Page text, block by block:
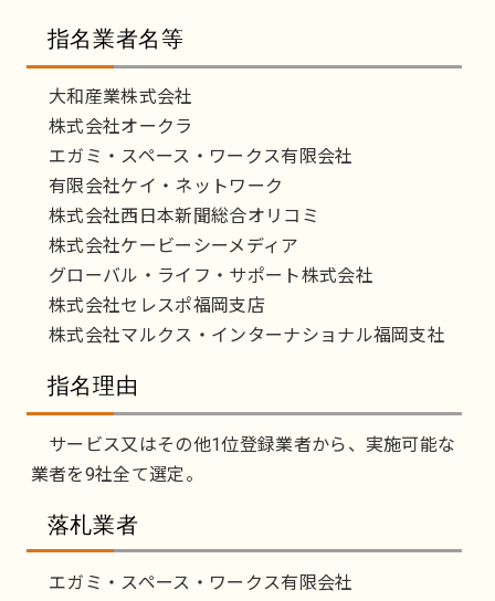
指名業者名等
大和産業株式会社
株式会社オークラ
エガミ・スペース・ワークス有限会社
有限会社ケイ・ネットワーク
株式会社西日本新聞総合オリコミ
株式会社ケービーシーメディア
グローバル・ライフ・サポート株式会社
株式会社セレスポ福岡支店
株式会社マルクス・インターナショナル福岡支社
指名理由
サービス又はその他1位登録業者から、実施可能な
業者を9社全て選定。
落札業者
エガミ・スペース・ワークス有限会社